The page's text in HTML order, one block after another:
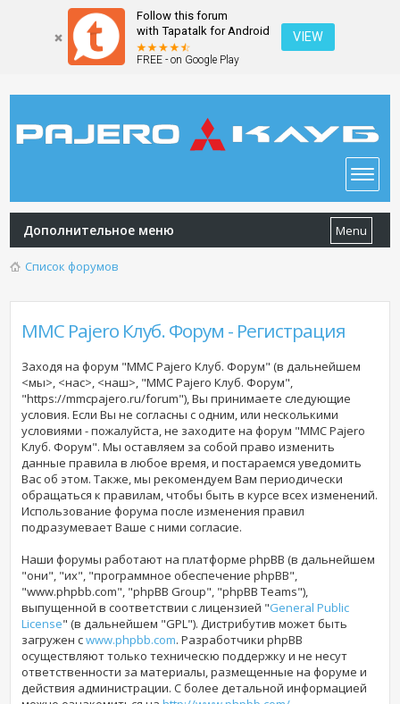
Follow this forum
with Tapatalk for Android
FREE - on Google Play
VIEW
Дополнительное меню Menu
Список форумов
MMC Pajero Клуб. Форум - Регистрация
Заходя на форум "MMC Pajero Клуб. Форум" (в дальнейшем
<мы>, <нас>, <наш>, "MMC Pajero Клуб. Форум",
"https://mmcpajero.ru/forum"), Вы принимаете следующие
условия. Если Вы не согласны с одним, или несколькими
условиями - пожалуйста, не заходите на форум "MMC Pajero
Клуб. Форум". Мы оставляем за собой право изменить
данные правила в любое время, и постараемся уведомить
Вас об этом. Также, мы рекомендуем Вам периодически
обращаться к правилам, чтобы быть в курсе всех изменений.
Использование форумапосле изменения правил
подразумевает Ваше с ними согласие.
Наши форумы работают на платформе phpBB (в дальнейшем
"они", "их", "программное обеспечение phpBB",
"www.phpbb.com", "phpBB Group", "phpBB Teams"),
выпущенной в соответствии с лицензией "General Public
License" (в дальнейшем "GPL"). Дистрибутив может быть
загружен сwww.phpbb.com. Разработчики phpBB
осуществляют только техническю поддержку и не несут
ответственности за материалы, размещенные на форуме и
действия администрации. С более детальной информацией